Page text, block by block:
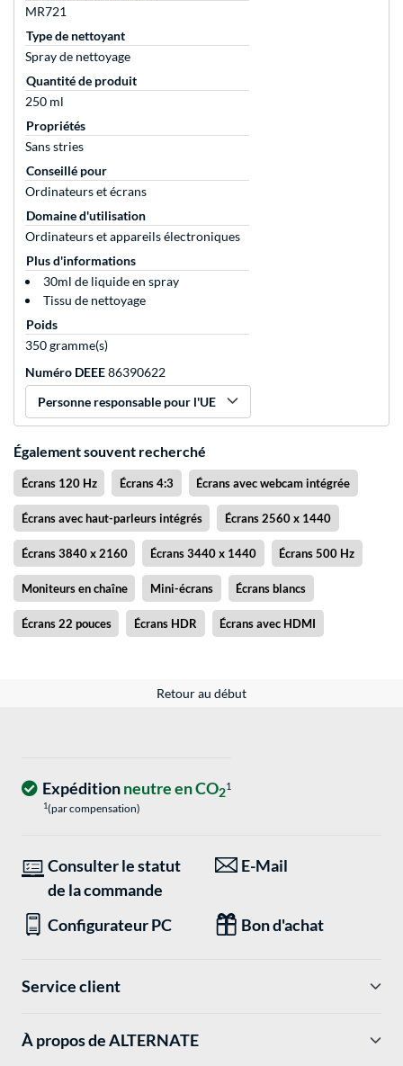
MR721
Type de nettoyant
Spray de nettoyage
Quantité de produit
250 ml
Propriétés
Sans stries
Conseillé pour
Ordinateurs et écrans
Domaine d'utilisation
Ordinateurs et appareils électroniques
Plus d'informations
30ml de liquide en spray
Tissu de nettoyage
Poids
350 gramme(s)
Numéro DEEE86390622
Personne responsable pour l'UE
Également souvent recherché
Écrans 120 Hz Écrans 4:3 Écrans avec webcam intégrée
Écrans avec haut-parleurs intégrés Écrans 2560 x 1440
Écrans 3840 x 2160 Écrans 3440 x 1440 Écrans 500 Hz
Moniteurs en chaîne Mini-écrans Écrans blancs
Écrans 22 pouces Écrans HDR Écrans avec HDMI
Retour au début
Expéditionneutre en CO21
1(par compensation)
Consulter le statut
de la commande
E-Mail
Configurateur PC Bon d'achat
Service client
À propos de ALTERNATE